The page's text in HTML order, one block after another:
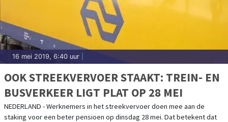
16 mei 2019, 6:40 uur
OOK STREEKVERVOER STAAKT: TREIN- EN
BUSVERKEER LIGT PLAT OP 28 MEI
NEDERLAND - Werknemers in het streekvervoer doen mee aan de
staking voor een beter pensioen op dinsdag 28 mei. Dat betekent dat